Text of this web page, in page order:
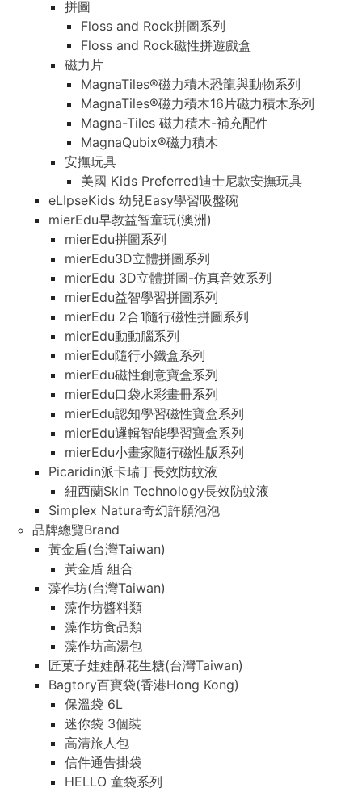
拼圖
Floss and Rock拼圖系列
Floss and Rock磁性拼遊戲盒
磁力片
MagnaTiles®磁力積木恐龍與動物系列
MagnaTiles®磁力積木16片磁力積木系列
Magna-Tiles 磁力積木-補充配件
MagnaQubix®磁力積木
安撫玩具
美國 Kids Preferred迪士尼款安撫玩具
eLIpseKids 幼兒Easy學習吸盤碗
mierEdu早教益智童玩(澳洲)
mierEdu拼圖系列
mierEdu3D立體拼圖系列
mierEdu 3D立體拼圖-仿真音效系列
mierEdu益智學習拼圖系列
mierEdu 2合1隨行磁性拼圖系列
mierEdu動動腦系列
mierEdu隨行小鐵盒系列
mierEdu磁性創意寶盒系列
mierEdu口袋水彩畫冊系列
mierEdu認知學習磁性寶盒系列
mierEdu邏輯智能學習寶盒系列
mierEdu小畫家隨行磁性版系列
Picaridin派卡瑞丁長效防蚊液
紐西蘭Skin Technology長效防蚊液
Simplex Natura奇幻許願泡泡
品牌總覽Brand
黃金盾(台灣Taiwan)
黃金盾 組合
藻作坊(台灣Taiwan)
藻作坊醬料類
藻作坊食品類
藻作坊高湯包
匠菓子娃娃酥花生糖(台灣Taiwan)
Bagtory百寶袋(香港Hong Kong)
保溫袋 6L
迷你袋 3個裝
高清旅人包
信件通告掛袋
HELLO 童袋系列